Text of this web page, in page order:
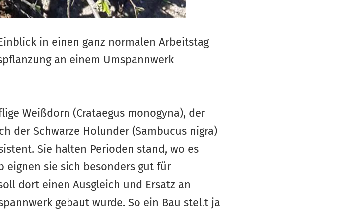
in einen ganz normalen Arbeitstag
an einem Umspannwerk
Weißdorn (Crataegus monogyna), der
der Schwarze Holunder (Sambucus nigra)
Sie halten Perioden stand, wo es
eignen sie sich besonders gut für
dort einen Ausgleich und Ersatz an
gebaut wurde. So ein Bau stellt ja